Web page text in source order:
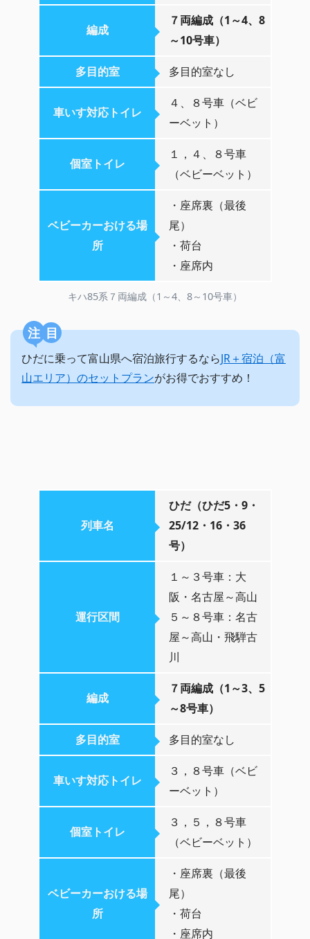
編成
７両編成（1～4、8
～10号車）
多目的室 多目的室なし
車いす対応トイレ
４、８号車（ベビ
ーベット）
個室トイレ
１，４、８号車
（ベビーベット）
ベビーカーおける場
所
・座席裏（最後
尾）
・荷台
・座席内
キハ85系７両編成（1～4、8～10号車）
注目
ひだに乗って富山県へ宿泊旅行するならJR＋宿泊（富
山エリア）のセットプランがお得でおすすめ！
列車名
ひだ（ひだ5・9・
25/12・16・36
号）
運行区間
１～３号車：大
阪・名古屋～高山
５～８号車：名古
屋～高山・飛騨古
川
編成
７両編成（1～3、5
～8号車）
多目的室 多目的室なし
車いす対応トイレ
３，８号車（ベビ
ーベット）
個室トイレ
３，５，８号車
（ベビーベット）
ベビーカーおける場
所
・座席裏（最後
尾）
・荷台
・座席内